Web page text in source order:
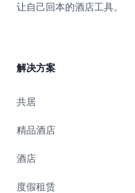
让自己回本的酒店工具。
解决方案
共居
精品酒店
酒店
度假租赁